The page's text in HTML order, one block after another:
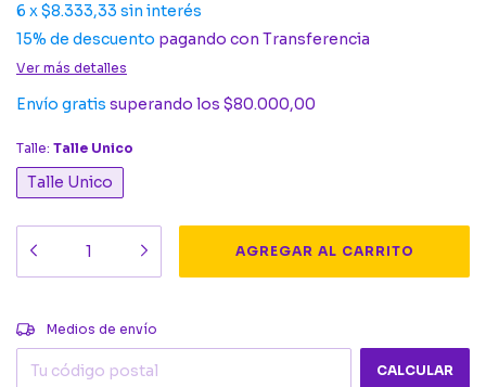
6 x$8.333,33 sin interés
15% de descuento pagando con Transferencia
Ver más detalles
Envío gratis superando los $80.000,00
Talle: Talle Unico
Talle Unico
Entregas para el CP:
Medios de envío
CALCULAR